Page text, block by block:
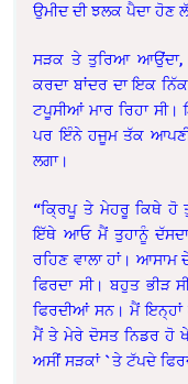
ਉਮੀਦ ਦੀ ਝਲਕ ਪੈਦਾ ਹੋਣ
ਸੜਕ ਤੇ ਤੁਰਿਆ ਆਉਂਦਾ,
ਕਰਦਾ ਬਾਂਦਰ ਦਾ ਇਕ
ਟਪੂਸੀਆਂ ਮਾਰ ਰਿਹਾ
ਪਰ ਇੰਨੇ ਹਜੂਮ ਤੱਕ
ਲਗਾ।
“ਕ੍ਰਿਪੂ ਤੇ ਮੇਹਰੂ ਕਿਥੇ ਹੋ
ਇੱਥੇ ਆਓ ਮੈਂ ਤੁਹਾਨੂੰ ਦੱਸਦਾ
ਰਹਿਣ ਵਾਲਾ ਹਾਂ।
ਫਿਰਦਾ ਸੀ। ਬਹੁਤ ਭੀੜ
ਫਿਰਦੀਆਂ ਸਨ। ਮੈਂ ਇਨ੍ਹਾਂ
ਮੈਂ ਤੇ ਮੇਰੇ ਦੋਸਤ ਨਿਡਰ ਹੋ
ਅਸੀਂ ਸੜਕਾਂ `ਤੇ ਟੱਪਦੇ